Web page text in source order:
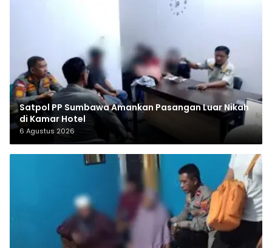
Satpol PP Sumbawa Amankan Pasangan Luar Nikah
di Kamar Hotel
6 Agustus 2026